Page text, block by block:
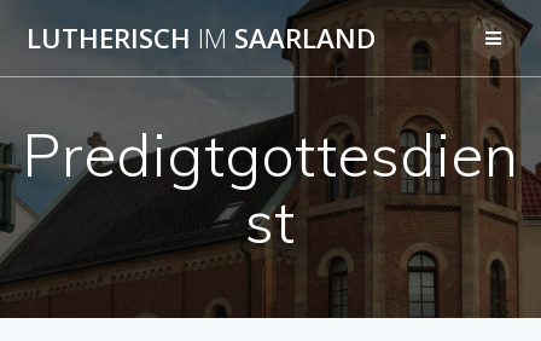
Skip
to
content
LUTHERISCH IM SAARLAND
Predigtgottesdien
st